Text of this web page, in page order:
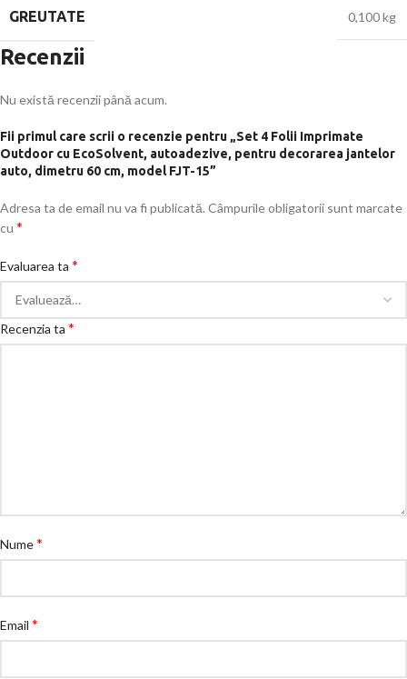
GREUTATE 0,100 kg
Recenzii
Nu există recenzii până acum.
Fii primul care scrii o recenzie pentru „Set 4 Folii Imprimate
Outdoor cu EcoSolvent, autoadezive, pentru decorarea jantelor
auto, dimetru 60 cm, model FJT-15”
Adresa ta de email nu va fi publicată. Câmpurile obligatorii sunt marcate
cu *
Evaluarea ta *
Recenzia ta *
Nume*
Email *